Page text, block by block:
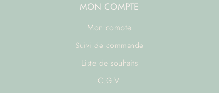
MON COMPTE
Mon compte
Suivi de commande
Liste de souhaits
C.G.V.